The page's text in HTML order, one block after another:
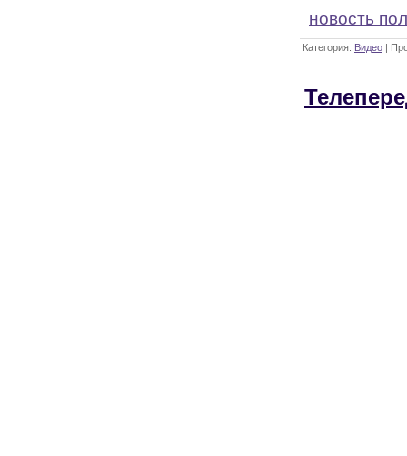
новость
Категория: Видео |